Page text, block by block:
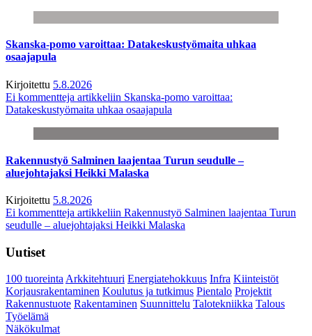
Skanska-pomo varoittaa: Datakeskustyömaita uhkaa
osaajapula
Kirjoitettu 5.8.2026
Ei kommentteja artikkeliin Skanska-pomo varoittaa:
Datakeskustyömaita uhkaa osaajapula
Rakennustyö Salminen laajentaa Turun seudulle –
aluejohtajaksi Heikki Malaska
Kirjoitettu 5.8.2026
Ei kommentteja artikkeliin Rakennustyö Salminen laajentaa Turun
seudulle – aluejohtajaksi Heikki Malaska
Uutiset
100 tuoreintaArkkitehtuuri Energiatehokkuus Infra Kiinteistöt
Korjausrakentaminen Koulutus ja tutkimus Pientalo Projektit
Rakennustuote Rakentaminen Suunnittelu Talotekniikka Talous
Työelämä
Näkökulmat